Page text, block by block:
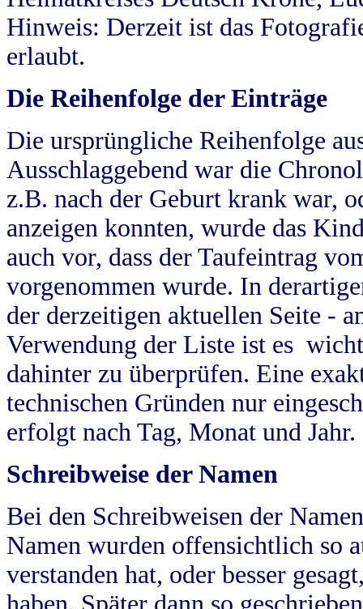
Hinweis: Derzeit ist das
erlaubt.
Die Reihenfolge der Einträge
Die ursprüngliche Reihenfolge
Ausschlaggebend war die
z.B. nach der Geburt krank war,
anzeigen konnten, wurde das
auch vor, dass der Taufeintrag
vorgenommen wurde. In
der derzeitigen aktuellen Seite -
Verwendung der Liste ist es
dahinter zu überprüfen. Eine
technischen Gründen nur
erfolgt nach Tag, Monat und Jahr.
Schreibweise der Namen
Bei den Schreibweisen der
Namen wurden offensichtlich so
verstanden hat, oder besser